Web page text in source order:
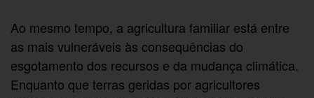
Ao mesmo tempo, a agricultura familiar está entre
as mais vulneráveis às consequências do
esgotamento dos recursos e da mudança climática.
Enquanto que terras geridas por agricultores